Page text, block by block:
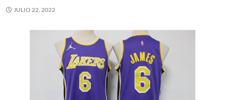
JULIO 22, 2022